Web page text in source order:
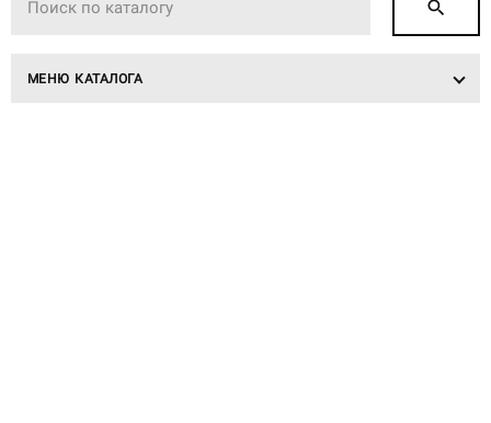
МЕНЮ КАТАЛОГА